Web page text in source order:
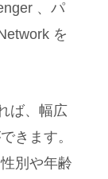
、パ
を
ば、幅広
きます。
別や年齢